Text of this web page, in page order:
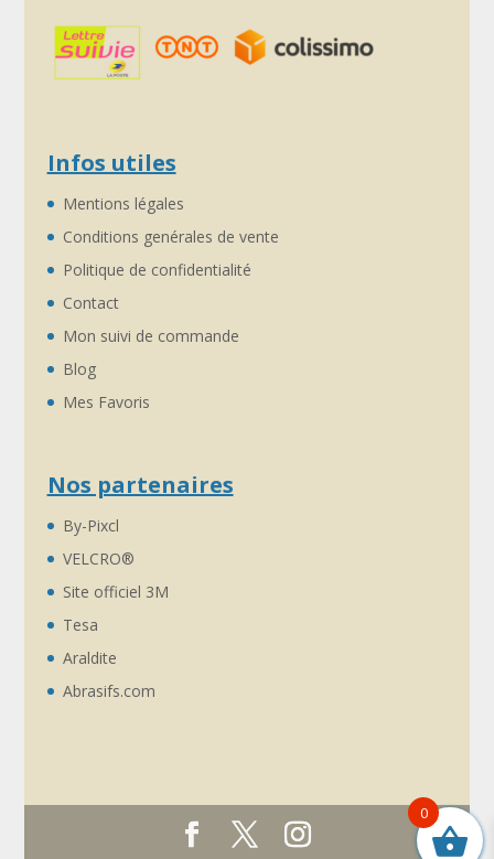
Infos utiles
Mentions légales
Conditions genérales de vente
Politique de confidentialité
Contact
Mon suivi de commande
Blog
Mes Favoris
Nos partenaires
By-Pixcl
VELCRO®
Site officiel 3M
Tesa
Araldite
Abrasifs.com
0